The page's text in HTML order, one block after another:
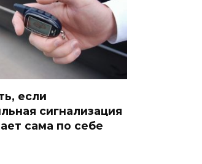
если
сигнализация
сама по себе